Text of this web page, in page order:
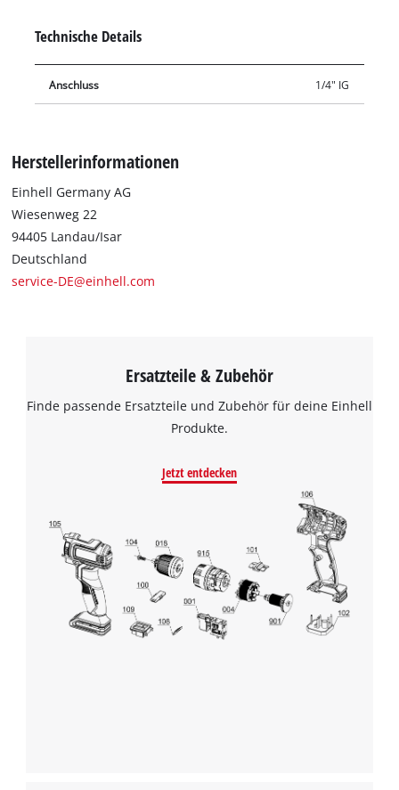
oder zur zentralen Druckluftversorgung.
Technische Details
Anschluss 1/4" IG
Herstellerinformationen
Einhell Germany AG
Wiesenweg 22
94405 Landau/Isar
Deutschland
service-DE@einhell.com
Ersatzteile & Zubehör
Finde passende Ersatzteile und Zubehör für deine Einhell
Produkte.
Jetzt entdecken